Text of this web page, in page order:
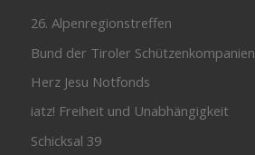
26. Alpenregionstreffen
Bund der Tiroler Schützenkompanien
Herz Jesu Notfonds
iatz! Freiheit und Unabhängigkeit
Schicksal 39